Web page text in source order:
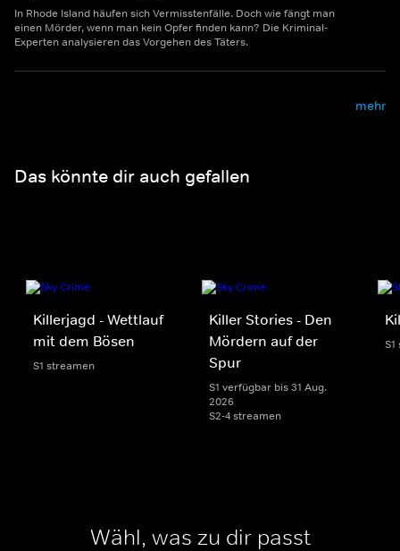
In Rhode Island häufen sich Vermisstenfälle. Doch wie fängt man
einen Mörder, wenn man kein Opfer finden kann? Die Kriminal-
Experten analysieren das Vorgehen des Täters.
mehr
Das könnte dir auch gefallen
Killerjagd - Wettlauf
mit dem Bösen
S1 streamen
Killer Stories - Den
Mördern auf der
Spur
S1 verfügbar bis 31 Aug.
2026
S2-4 streamen
Wähl, was zu dir passt